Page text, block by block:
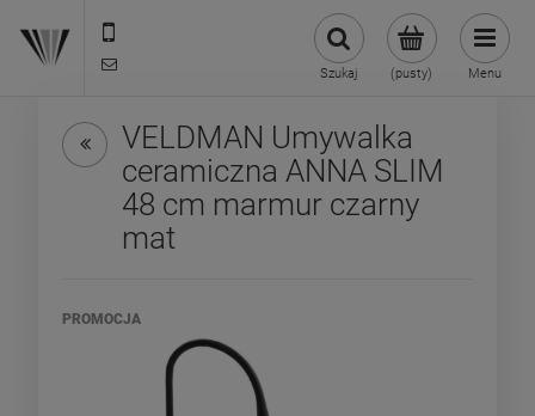
(pusty)
Szukaj Menu
VELDMAN Umywalka
ceramiczna ANNA SLIM
48 cm marmur czarny
mat
PROMOCJA